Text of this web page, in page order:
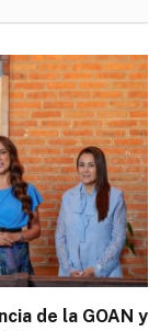
de la GOAN y